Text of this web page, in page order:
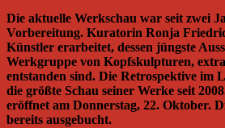
Die aktuelle Werkschau war seit zwei
Vorbereitung. Kuratorin Ronja
Künstler erarbeitet, dessen jüngste
Werkgruppe von Kopfskulpturen,
entstanden sind. Die Retrospektive im
die größte Schau seiner Werke seit
eröffnet am Donnerstag, 22. Oktober.
bereits ausgebucht.